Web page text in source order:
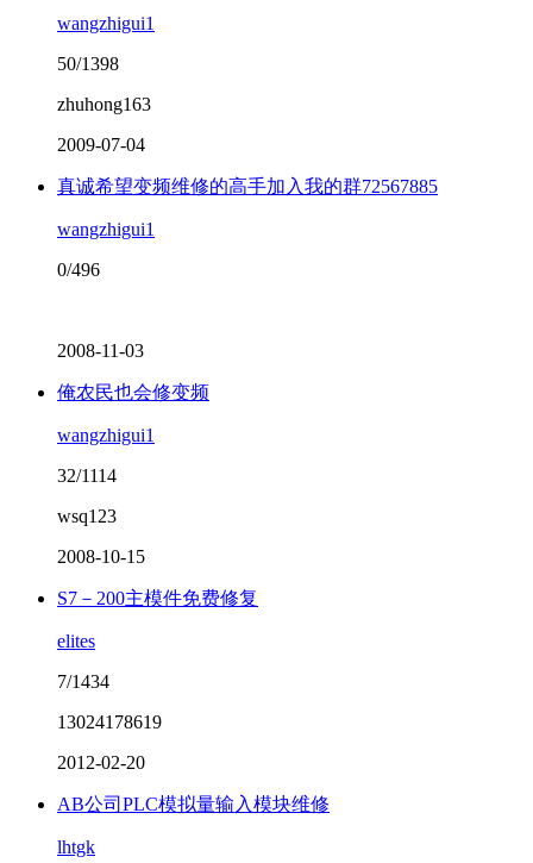
wangzhigui1
50/1398
zhuhong163
2009-07-04
真诚希望变频维修的高手加入我的群72567885
wangzhigui1
0/496
2008-11-03
俺农民也会修变频
wangzhigui1
32/1114
wsq123
2008-10-15
S7－200主模件免费修复
elites
7/1434
13024178619
2012-02-20
AB公司PLC模拟量输入模块维修
lhtgk